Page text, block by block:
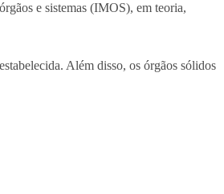
e sistemas (IMOS), em teoria,
Além disso, os órgãos sólidos